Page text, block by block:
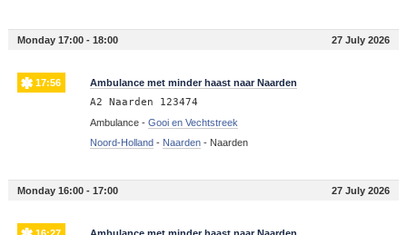
Monday 17:00 - 18:00 27 July 2026
17:56 Ambulance met minder haast naar Naarden
A2 Naarden 123474
Ambulance - Gooi en Vechtstreek
Noord-Holland- Naarden- Naarden
Monday 16:00 - 17:00 27 July 2026